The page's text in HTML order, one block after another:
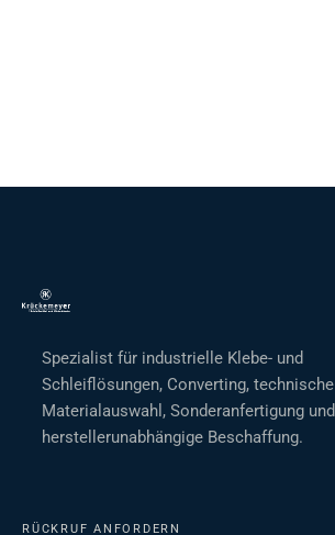
Spezialist für industrielle Klebe- und
Schleiflösungen, Converting, technische
Materialauswahl, Sonderanfertigung und
herstellerunabhängige Beschaffung.
RÜCKRUF ANFORDERN